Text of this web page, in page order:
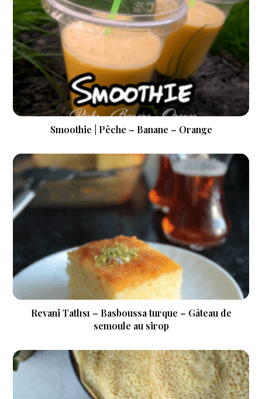
Smoothie | Pêche – Banane – Orange
Revani Tatlısı – Basboussa turque – Gâteau de
semoule au sirop